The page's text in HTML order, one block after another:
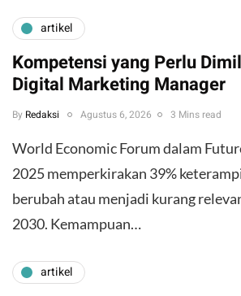
artikel
Kompetensi yang Perlu
Digital Marketing Manager
By Redaksi Agustus 6, 2026 3 Mins read
World Economic Forum dalam
2025 memperkirakan 39%
berubah atau menjadi kurang
2030. Kemampuan…
artikel